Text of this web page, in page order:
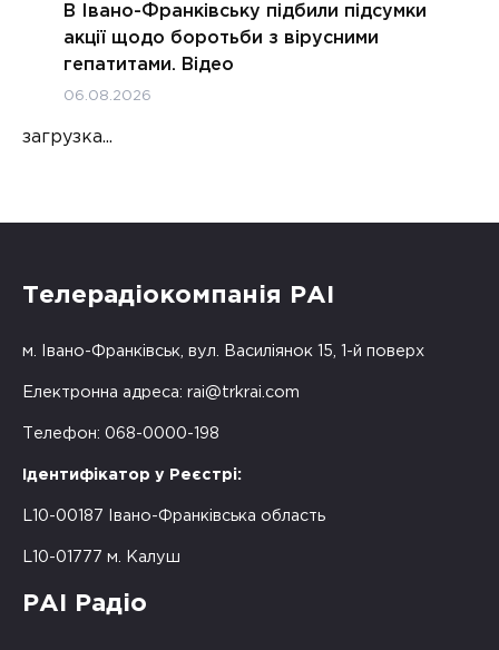
В Івано-Франківську підбили підсумки
акції щодо боротьби з вірусними
гепатитами. Відео
06.08.2026
загрузка...
Телерадіокомпанія РАІ
м. Івано-Франківськ, вул. Василіянок 15, 1-й поверх
Електронна адреса: rai@trkrai.com
Телефон: 068-0000-198
Ідентифікатор у Реєстрі:
L10-00187 Івано-Франківська область
L10-01777 м. Калуш
РАІ Радіо